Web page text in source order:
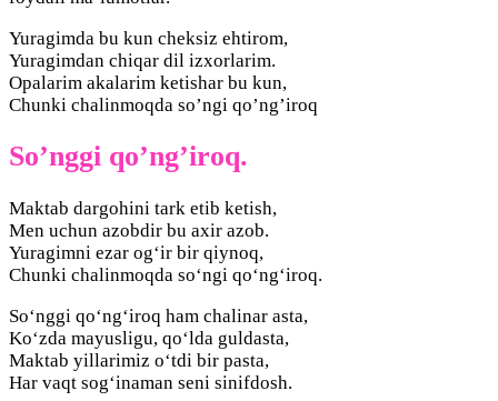
Yuragimda bu kun cheksiz ehtirom,
Yuragimdan chiqar dil izxorlarim.
Opalarim akalarim ketishar bu kun,
Chunki chalinmoqda so’ngi qo’ng’iroq
So’nggi qo’ng’iroq.
Maktab dargohini tark etib ketish,
Men uchun azobdir bu axir azob.
Yuragimni ezar og‘ir bir qiynoq,
Chunki chalinmoqda so‘ngi qo‘ng‘iroq.
So‘nggi qo‘ng‘iroq ham chalinar asta,
Ko‘zda mayusligu, qo‘lda guldasta,
Maktab yillarimiz o‘tdi bir pasta,
Har vaqt sog‘inaman seni sinifdosh.